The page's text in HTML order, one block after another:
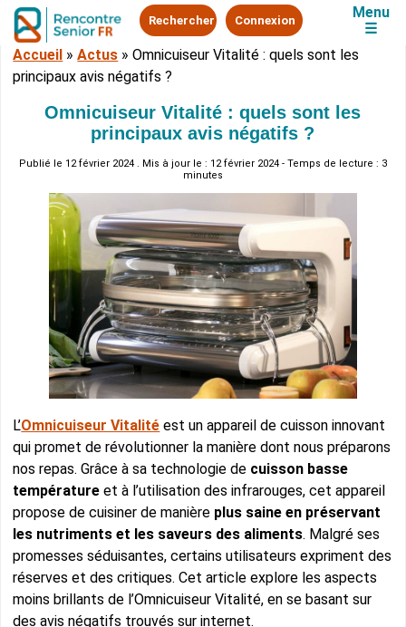
Rechercher Connexion
Menu
☰
Accueil »Actus »Omnicuiseur Vitalité : quels sont les
principaux avis négatifs ?
Omnicuiseur Vitalité : quels sont les
principaux avis négatifs ?
Publié le 12 février 2024 . Mis à jour le : 12 février 2024 - Temps de lecture : 3
minutes
L’Omnicuiseur Vitalité est un appareil de cuisson innovant
qui promet de révolutionner la manière dont nous préparons
nos repas. Grâce à sa technologie de cuisson basse
température et à l’utilisation des infrarouges, cet appareil
propose de cuisiner de manière plus saine en préservant
les nutriments et les saveurs des aliments. Malgré ses
promesses séduisantes, certains utilisateurs expriment des
réserves et des critiques. Cet article explore les aspects
moins brillants de l’Omnicuiseur Vitalité, en se basant sur
des avis négatifs trouvés sur internet.